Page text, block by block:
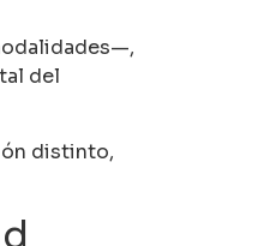
del
distinto,